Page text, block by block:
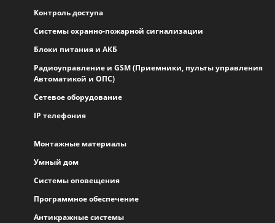
Контроль доступа
Системы охранно-пожарной сигнализации
Блоки питания и АКБ
Радиоуправление и GSM (Приемники, пульты управления
Автоматикой и ОПС)
Сетевое оборудование
IP телефония
Монтажные материалы
Умный дом
Системы оповещения
Программное обеспечение
Антикражные системы